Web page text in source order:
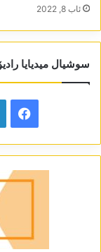
ئاب 8, 2022
سوشیال میدیایا